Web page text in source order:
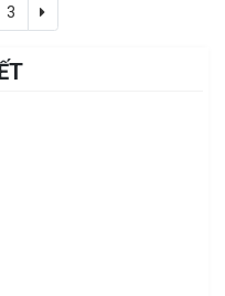
3